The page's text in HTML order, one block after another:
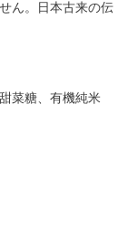
ん。日本古来の伝
菜糖、有機純米